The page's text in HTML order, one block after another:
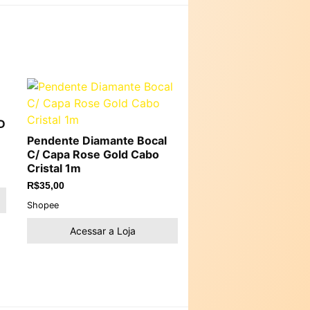
Pendente Diamante Bocal
C/ Capa Rose Gold Cabo
Cristal 1m
R$35,00
Shopee
Acessar a Loja